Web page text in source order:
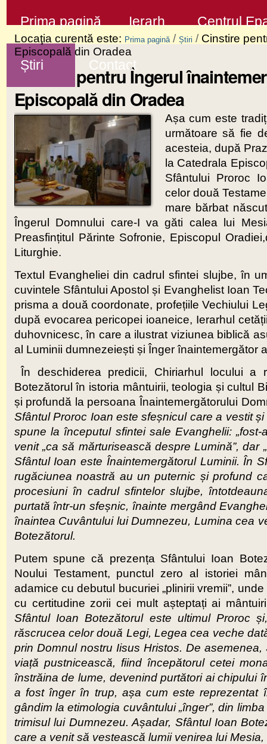
la
conţinut
Sari
la
navigare
Prima pagină Ierarh Centrul
Știri Contact
Locaţia curentă este: Prima pagină / Știri / Cinstire
Episcopală din Oradea
Cinstire pentru Îngerul
Episcopală din Oradea
Așa cum este
următoare să fie
acesteia, după
la Catedrala
Sfântului Proroc
celor două
mare bărbat
Îngerul Domnului care-I va găti calea lui
Preasfințitul Părinte Sofronie, Episcopul
Liturghie.
Textul Evangheliei din cadrul sfintei slujbe, în
cuvintele Sfântului Apostol și Evanghelist Ioan
prisma a două coordonate, profețiile Vechiului
după evocarea pericopei ioaneice, Ierarhul
duhovnicesc, în care a ilustrat viziunea biblică
al Luminii dumnezeiești și Înger înaintemergător
În deschiderea predicii, Chiriarhul locului
Botezătorul în istoria mântuirii, teologia și cultul
și profundă la persoana Înaintemergătorului
Sfântul Proroc Ioan este sfeșnicul care a vestit
spune la începutul sfintei sale Evanghelii:
venit „ca să mărturisească despre Lumină”,
Sfântul Ioan este Înaintemergătorul Luminii. În
rugăciunea noastră au un puternic și profund
procesiuni în cadrul sfintelor slujbe,
purtată într-un sfeșnic, înainte mergând
înaintea Cuvântului lui Dumnezeu, Lumina cea
Botezătorul.
Putem spune că prezența Sfântului Ioan
Noului Testament, punctul zero al istoriei
adamice cu debutul bucuriei „plinirii vremii”,
cu certitudine zorii cei mult așteptați ai
Sfântul Ioan Botezătorul este ultimul Proroc
răscrucea celor două Legi, Legea cea veche
prin Domnul nostru Iisus Hristos. De
viață pustnicească, fiind începătorul cetei
înstrăina de lume, devenind purtători ai chipului
a fost înger în trup, așa cum este reprezentat
gândim la etimologia cuvântului „înger”, din
trimisul lui Dumnezeu. Așadar, Sfântul Ioan
care a venit să vestească lumii venirea lui